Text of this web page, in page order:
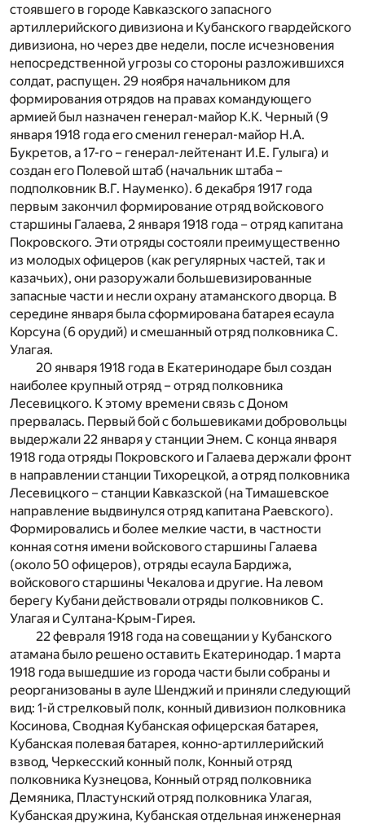
стоявшего в городе Кавказского запасного
артиллерийского дивизиона и Кубанского гвардейского
дивизиона, но через две недели, после исчезновения
непосредственной угрозы со стороны разложившихся
солдат, распущен. 29 ноября начальником для
формирования отрядов на правах командующего
армией был назначен генерал-майор К.К. Черный (9
января 1918 года его сменил генерал-майор Н.А.
Букретов, а 17-го – генерал-лейтенант И.Е. Гулыга) и
создан его Полевой штаб (начальник штаба –
подполковник В.Г. Науменко). 6 декабря 1917 года
первым закончил формирование отряд войскового
старшины Галаева, 2 января 1918 года – отряд капитана
Покровского. Эти отряды состояли преимущественно
из молодых офицеров (как регулярных частей, так и
казачьих), они разоружали большевизированные
запасные части и несли охрану атаманского дворца. В
середине января была сформирована батарея есаула
Корсуна (6 орудий) и смешанный отряд полковника С.
Улагая.
20 января 1918 года в Екатеринодаре был создан
наиболее крупный отряд – отряд полковника
Лесевицкого. К этому времени связь с Доном
прервалась. Первый бой с большевиками добровольцы
выдержали 22 января у станции Энем. С конца января
1918 года отряды Покровского и Галаева держали фронт
в направлении станции Тихорецкой, а отряд полковника
Лесевицкого – станции Кавказской (на Тимашевское
направление выдвинулся отряд капитана Раевского).
Формировались и более мелкие части, в частности
конная сотня имени войскового старшины Галаева
(около 50 офицеров), отряды есаула Бардижа,
войскового старшины Чекалова и другие. На левом
берегу Кубани действовали отряды полковников С.
Улагая и Султана-Крым-Гирея.
22 февраля 1918 года на совещании у Кубанского
атамана было решено оставить Екатеринодар. 1 марта
1918 года вышедшие из города части были собраны и
реорганизованы в ауле Шенджий и приняли следующий
вид: 1-й стрелковый полк, конный дивизион полковника
Косинова, Сводная Кубанская офицерская батарея,
Кубанская полевая батарея, конно-артиллерийский
взвод, Черкесский конный полк, Конный отряд
полковника Кузнецова, Конный отряд полковника
Демяника, Пластунский отряд полковника Улагая,
Кубанская дружина, Кубанская отдельная инженерная